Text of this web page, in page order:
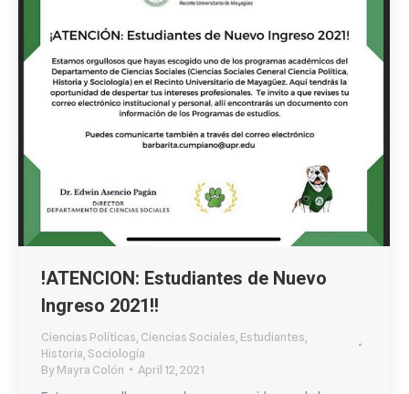
!ATENCION: Estudiantes de Nuevo
Ingreso 2021!!
Ciencias Políticas, Ciencias Sociales, Estudiantes,
Historia,Sociología
ByMayra Colón
April 12, 2021